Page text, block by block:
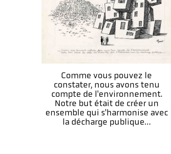
Comme vous pouvez le
constater, nous avons tenu
compte de l'environnement.
Notre but était de créer un
ensemble qui s'harmonise avec
la décharge publique…